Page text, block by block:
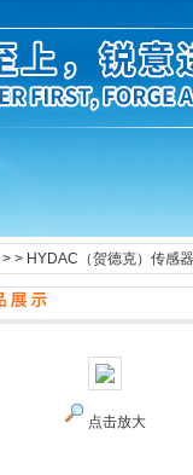
> > HYDAC（贺德克）传感器
点击放大